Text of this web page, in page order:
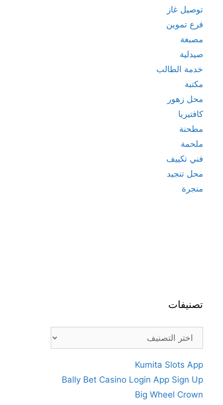
توصيل غاز
فرع تموين
مصبغة
صيدلية
خدمة الطالب
مكتبة
محل زهور
كافتيريا
مطحنة
ملحمة
فني تكييف
محل تنجيد
منجرة
تصنيفات
تصنيفات
Kumita Slots App
Bally Bet Casino Login App Sign Up
Big Wheel Crown